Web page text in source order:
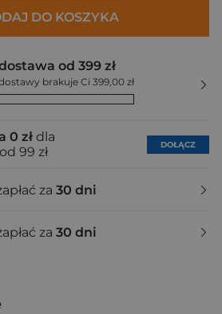
DO KOSZYKA
od 399 zł
brakuje Ci 399,00 zł
0 zł dla
99 zł
DOŁĄCZ
za 30 dni
za 30 dni